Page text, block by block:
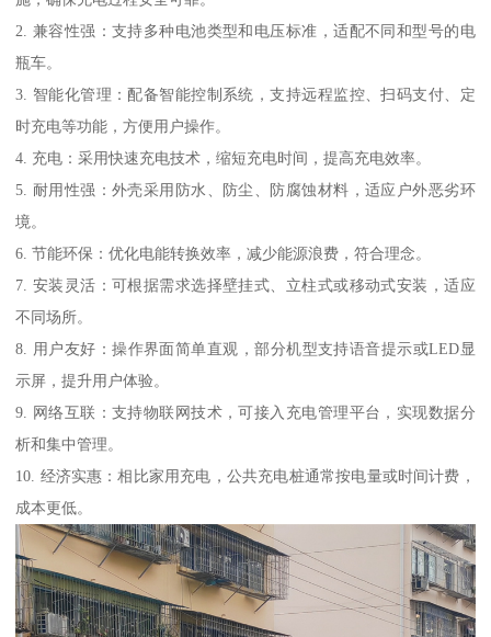
2. 兼容性强：支持多种电池类型和电压标准，适配不同和型号的电
瓶车。
3. 智能化管理：配备智能控制系统，支持远程监控、扫码支付、定
时充电等功能，方便用户操作。
4. 充电：采用快速充电技术，缩短充电时间，提高充电效率。
5. 耐用性强：外壳采用防水、防尘、防腐蚀材料，适应户外恶劣环
境。
6. 节能环保：优化电能转换效率，减少能源浪费，符合理念。
7. 安装灵活：可根据需求选择壁挂式、立柱式或移动式安装，适应
不同场所。
8. 用户友好：操作界面简单直观，部分机型支持语音提示或LED显
示屏，提升用户体验。
9. 网络互联：支持物联网技术，可接入充电管理平台，实现数据分
析和集中管理。
10. 经济实惠：相比家用充电，公共充电桩通常按电量或时间计费，
成本更低。